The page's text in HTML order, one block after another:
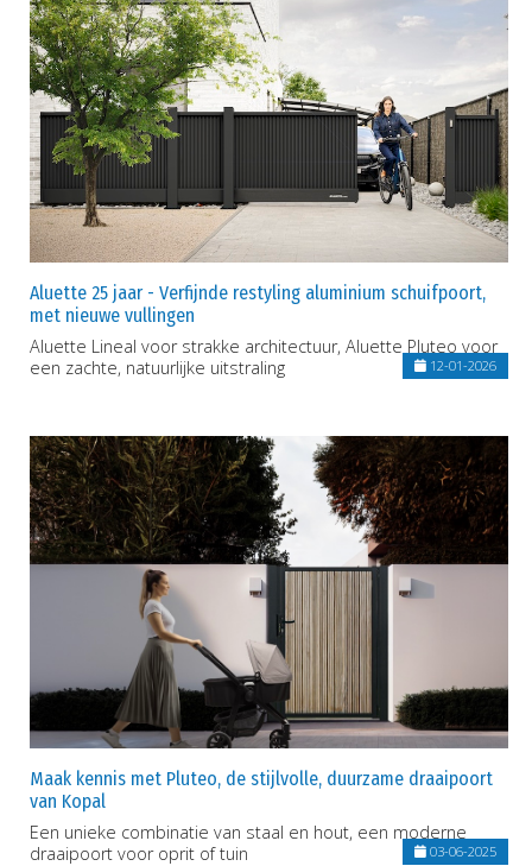
Aluette 25 jaar - Verfijnde restyling aluminium schuifpoort,
met nieuwe vullingen
Aluette Lineal voor strakke architectuur, Aluette Pluteo voor
een zachte, natuurlijke uitstraling
12-01-2026
Maak kennis met Pluteo, de stijlvolle, duurzame draaipoort
van Kopal
Een unieke combinatie van staal en hout, een moderne
draaipoort voor oprit of tuin
03-06-2025